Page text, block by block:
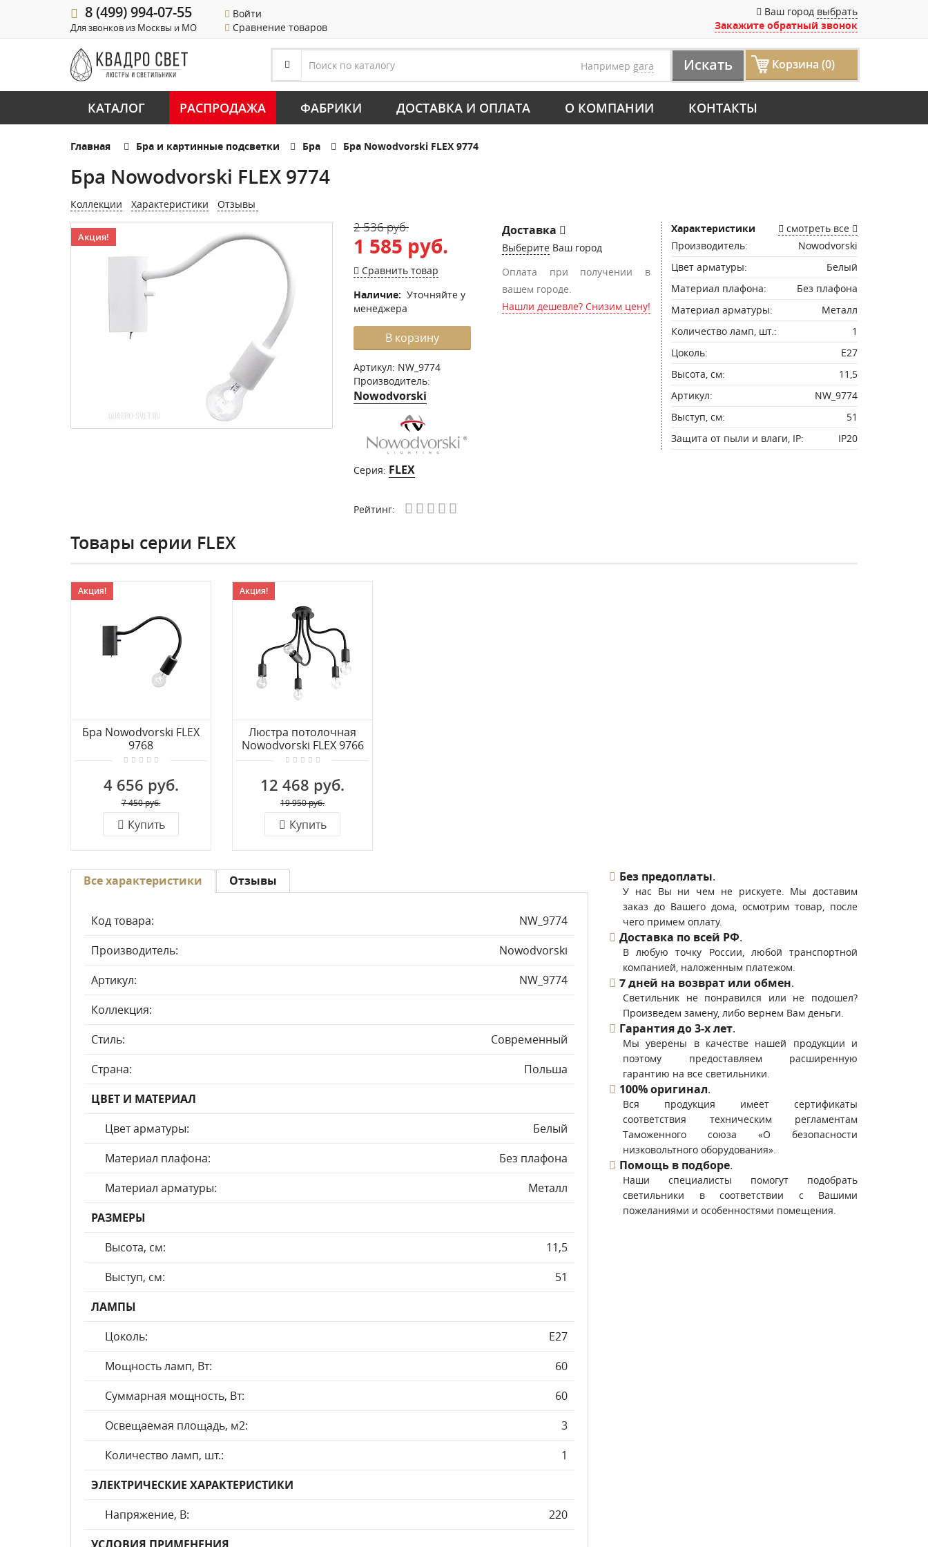
8 (499) 994-07-55
Для звонков из Москвы и МО
Войти
Сравнение товаров
Ваш город выбрать
Закажите обратный звонок
Например gara Искать Корзина (0)
КАТАЛОГ РАСПРОДАЖА ФАБРИКИ ДОСТАВКА И ОПЛАТА О КОМПАНИИ КОНТАКТЫ
Главная Бра и картинные подсветки Бра Бра Nowodvorski FLEX 9774
Бра Nowodvorski FLEX 9774
Коллекции Характеристики Отзывы
Акция!
2 536 руб.
1 585 руб.
Сравнить товар
Наличие: Уточняйте у
менеджера
В корзину
Артикул: NW_9774
Производитель:
Nowodvorski
Серия: FLEX
Доставка
Выберите Ваш город
Оплата при получении в
вашем городе.
Нашли дешевле? Снизим цену!
Рейтинг:
Характеристики
смотреть все
Производитель:
Nowodvorski
Цвет арматуры:
Белый
Материал плафона:
Без плафона
Материал арматуры:
Металл
Количество ламп, шт.:
1
Цоколь:
E27
Высота, см:
11,5
Артикул:
NW_9774
Выступ, см:
51
Защита от пыли и влаги, IP:
IP20
Товары серии FLEX
Акция!
Бра Nowodvorski FLEX
9768
4 656 руб.
7 450 руб.
Купить
Акция!
Люстра потолочная
Nowodvorski FLEX 9766
12 468 руб.
19 950 руб.
Купить
Все характеристики
Код товара:
NW_9774
Производитель:
Nowodvorski
Артикул:
NW_9774
Коллекция:
Стиль:
Современный
Страна:
Польша
ЦВЕТ И МАТЕРИАЛ
Цвет арматуры:
Белый
Материал плафона:
Без плафона
Материал арматуры:
Металл
РАЗМЕРЫ
Высота, см:
11,5
Выступ, см:
51
ЛАМПЫ
Цоколь:
E27
Мощность ламп, Вт:
60
Суммарная мощность, Вт:
60
Освещаемая площадь, м2:
3
Количество ламп, шт.:
1
ЭЛЕКТРИЧЕСКИЕ ХАРАКТЕРИСТИКИ
Напряжение, В:
220
Отзывы Без предоплаты.
У нас Вы ни чем не рискуете. Мы доставим
заказ до Вашего дома, осмотрим товар, после
чего примем оплату.
Доставка по всей РФ.
В любую точку России, любой транспортной
компанией, наложенным платежом.
7 дней на возврат или обмен.
Светильник не понравился или не подошел?
Произведем замену, либо вернем Вам деньги.
Гарантия до 3-х лет.
Мы уверены в качестве нашей продукции и
поэтому предоставляем расширенную
гарантию на все светильники.
100% оригинал.
Вся продукция имеет сертификаты
соответствия техническим регламентам
Таможенного союза «О безопасности
низковольтного оборудования».
Помощь в подборе.
Наши специалисты помогут подобрать
светильники в соответствии с Вашими
пожеланиями и особенностями помещения.